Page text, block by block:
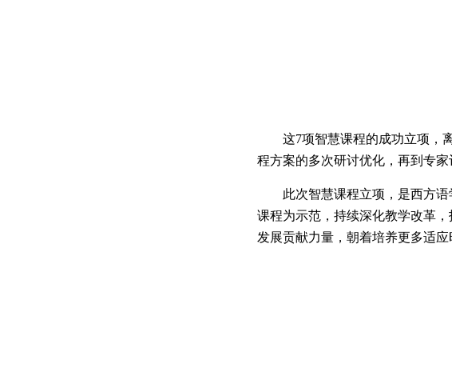
这7项智慧课程的成功立项，
程方案的多次研讨优化，再到专
此次智慧课程立项，是西方
课程为示范，持续深化教学改革
发展贡献力量，朝着培养更多适